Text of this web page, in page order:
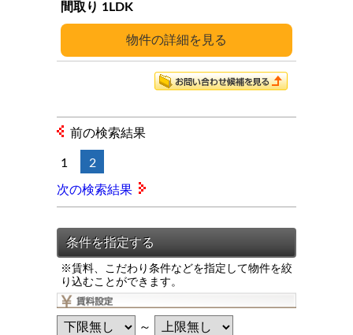
※賃料、こだわり条件などを指定して物件を絞
り込むことができます。
～
詳細
1LDK
前の検索結果
1 2
次の検索結果